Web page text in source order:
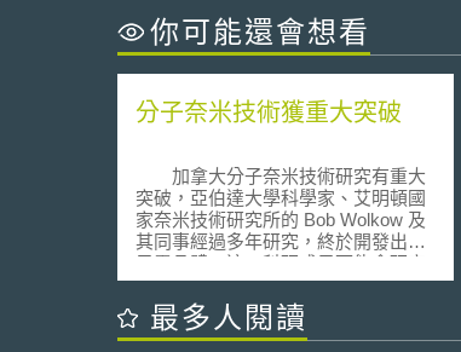
你可能還會想看
分子奈米技術獲重大突破
加拿大分子奈米技術研究有重大
突破，亞伯達大學科學家、艾明頓國
家奈米技術研究所的 Bob Wolkow 及
其同事經過多年研究，終於開發出分
子電晶體。這一科研成果可能會研究
報告在最新一期「自然」（ Nature ）
雜誌上發表。 Bob Wolkow 日前
接受採訪時指出，目前普通的電晶體
最多人閱讀